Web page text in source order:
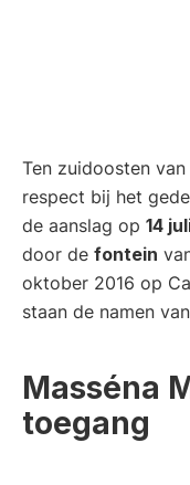
Ten zuidoosten
respect bij het
de aanslag op 14
door de fontein
oktober 2016 op
staan de namen
Masséna
toegang